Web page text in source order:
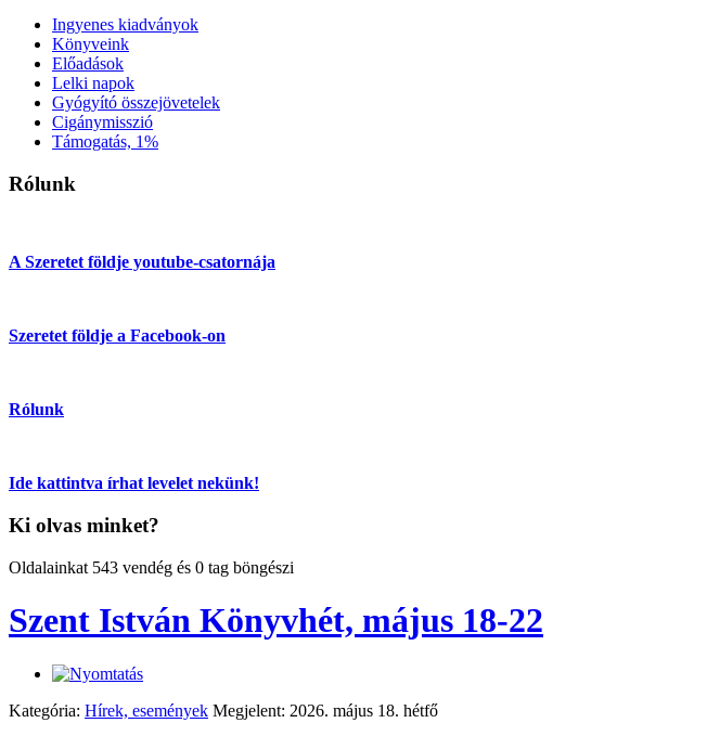
Ingyenes kiadványok
Könyveink
Előadások
Lelki napok
Gyógyító összejövetelek
Cigánymisszió
Támogatás, 1%
Rólunk
A Szeretet földje youtube-csatornája
Szeretet földje a Facebook-on
Rólunk
Ide kattintva írhat levelet nekünk!
Ki olvas minket?
Oldalainkat 543 vendég és 0 tag böngészi
Szent István Könyvhét, május 18-22
Kategória: Hírek, események Megjelent: 2026. május 18. hétfő